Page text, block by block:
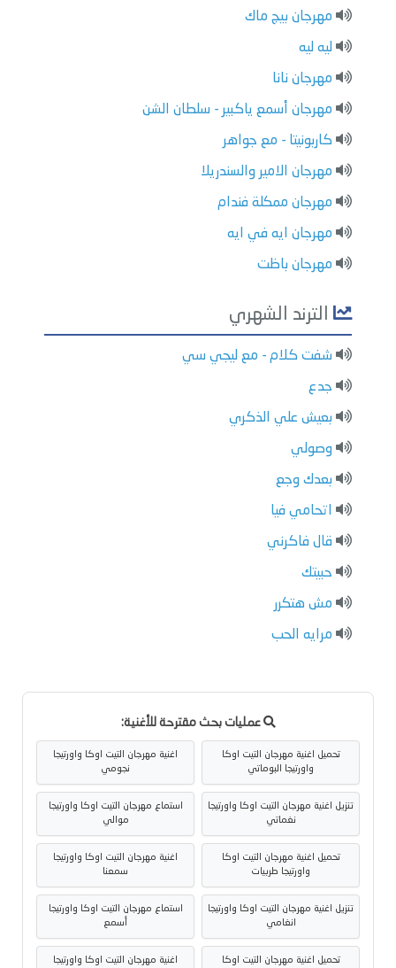
مهرجان بيج ماك
ليه ليه
مهرجان نانا
مهرجان أسمع ياكبير - سلطان الشن
كاربونيتا - مع جواهر
مهرجان الامير والسندريلا
مهرجان ممكلة فندام
مهرجان ايه في ايه
مهرجان باظت
الترند الشهري
شفت كلام - مع ليجي سي
جدع
بعيش علي الذكري
وصولي
بعدك وجع
اتحامي فيا
قال فاكرني
حبيتك
مش هتكرر
مرايه الحب
عمليات بحث مقترحة للأغنية:
تحميل اغنية مهرجان التيت اوكا
واورتيجا البوماتي
اغنية مهرجان التيت اوكا واورتيجا
نجومي
تنزيل اغنية مهرجان التيت اوكا واورتيجا
نغماتي
استماع مهرجان التيت اوكا واورتيجا
موالي
تحميل اغنية مهرجان التيت اوكا
واورتيجا طربيات
اغنية مهرجان التيت اوكا واورتيجا
سمعنا
تنزيل اغنية مهرجان التيت اوكا واورتيجا
انغامي
استماع مهرجان التيت اوكا واورتيجا
أسمع
تحميل اغنية مهرجان التيت اوكا اغنية مهرجان التيت اوكا واورتيجا